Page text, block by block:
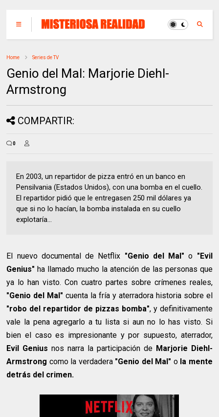
Home Series de TV
Genio del Mal: Marjorie Diehl-
Armstrong
COMPARTIR:
0
En 2003, un repartidor de pizza entró en un banco en
Pensilvania (Estados Unidos), con una bomba en el cuello.
El repartidor pidió que le entregasen 250 mil dólares ya
que si no lo hacían, la bomba instalada en su cuello
explotaría...
El nuevo documental de Netflix "Genio del Mal" o "Evil
Genius" ha llamado mucho la atención de las personas que
ya lo han visto. Con cuatro partes sobre crímenes reales,
"Genio del Mal"cuenta la fría y aterradora historia sobre el
"robo del repartidor de pizzas bomba", y definitivamente
vale la pena agregarlo a tu lista si aun no lo has visto. Si
bien el caso es impresionante y por supuesto, aterrador,
Evil Genius nos narra la participación de Marjorie Diehl-
Armstrong como la verdadera "Genio del Mal" o la mente
detrás del crimen.